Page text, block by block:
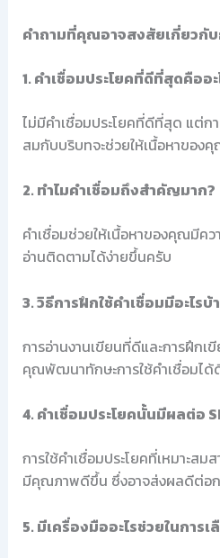
คำถามที่คุณอาจสงสัยเกี่ยวกับ
1. คำเชื่อมประโยคที่ดีที่สุดคืออะ
ไม่มีคำเชื่อมประโยคที่ดีที่สุด แต่กา
สมกับบริบทจะช่วยให้เนื้อหาขอ
2. ทำไมคำเชื่อมถึงสำคัญมาก?
คำเชื่อมช่วยให้เนื้อหาของคุณมีค
อ่านติดตามได้ง่ายขึ้นครับ
3. วิธีการฝึกใช้คำเชื่อมมีอะไรบ้
การอ่านงานเขียนที่ดีและการฝึกเ
คุณพัฒนาทักษะการใช้คำเชื่อมไ
4. คำเชื่อมประโยคนั้นมีผลต่อ
การใช้คำเชื่อมประโยคที่เหมาะส
มีคุณภาพดีขึ้น ซึ่งอาจส่งผลดีต่อก
5. มีเครื่องมืออะไรช่วยในการ